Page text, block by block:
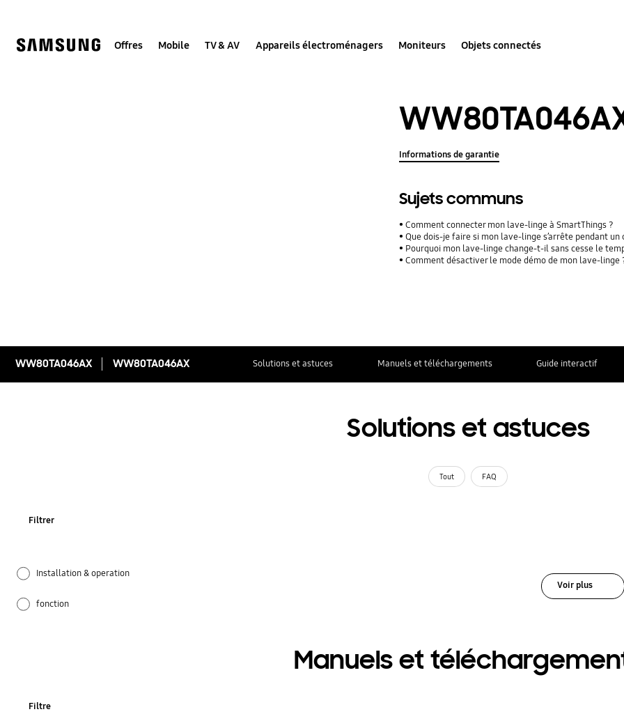
Offres Mobile TV & AV Appareils électroménagers Moniteurs Objets connectés
Informations de garantie
Sujets communs
Comment connecter mon lave-linge à SmartThings ?
Que dois-je faire si mon lave-linge s’arrête pendant un
Pourquoi mon lave-linge change-t-il sans cesse le
Comment désactiver le mode démo de mon lave-linge
WW80TA046AX WW80TA046AX Solutions et astuces Manuels et téléchargements Guide interactif
Solutions et astuces
Tout FAQ
Filtrer
Installation & operation
fonction
Voir plus
Manuels et
Filtre